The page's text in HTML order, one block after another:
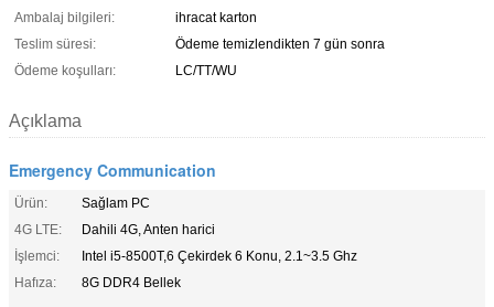
Ambalaj bilgileri:
ihracat karton
Teslim süresi:
Ödeme temizlendikten 7 gün sonra
Ödeme koşulları:
LC/TT/WU
Açıklama
Emergency Communication
Ürün:
Sağlam PC
4G LTE:
Dahili 4G, Anten harici
İşlemci:
Intel i5-8500T,6 Çekirdek 6 Konu, 2.1~3.5 Ghz
Hafıza:
8G DDR4 Bellek